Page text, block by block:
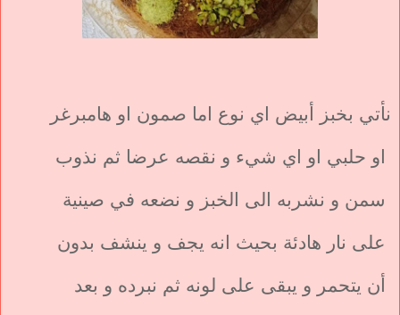
نأتي بخبز أبيض اي نوع اما صمون او هامبرغر
او حلبي او اي شيء و نقصه عرضا ثم نذوب
سمن و نشربه الى الخبز و نضعه في صينية
على نار هادئة بحيث انه يجف و ينشف بدون
أن يتحمر و يبقى على لونه ثم نبرده و بعد